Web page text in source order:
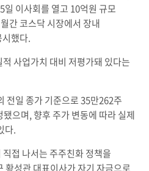
이사회를 열고 10억원 규모
간 코스닥 시장에서 장내
했다.
사업가치 대비 저평가돼 있다는
전일 종가 기준으로 35만262주
으며, 향후 주가 변동에 따라 실제
다.
접 나서는 주주친화 정책을
황성관 대표이사가 자기 자금으로